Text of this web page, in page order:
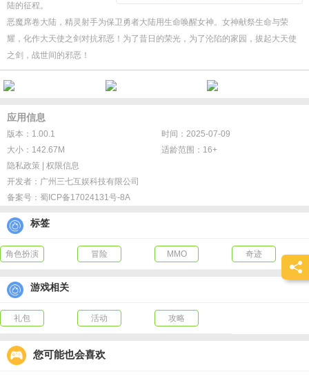
陆的征程。
恶魔席卷大陆，精灵射手为保卫勇者大陆用生命唤醒女神。女神献祭生命与荣
耀，化作大天使之剑对抗邪恶！为了昔日的荣光，为了沦陷的家园，拔起大天使
之剑，战世间的邪恶！
应用信息
版本：1.00.1
时间：2025-07-09
大小：142.67M
适龄范围：16+
隐私政策
权限信息
开发者： 广州三七互娱科技有限公司
备案号： 蜀ICP备17024131号-8A
标签
角色扮演 冒险 MMO 奇迹
游戏相关
礼包 活动 攻略
您可能也会喜欢